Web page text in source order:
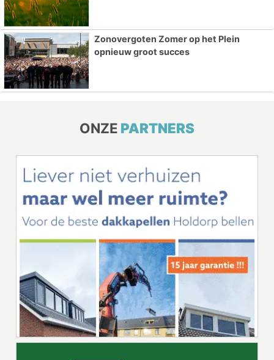
Zonovergoten Zomer op het Plein
opnieuw groot succes
ONZE PARTNERS